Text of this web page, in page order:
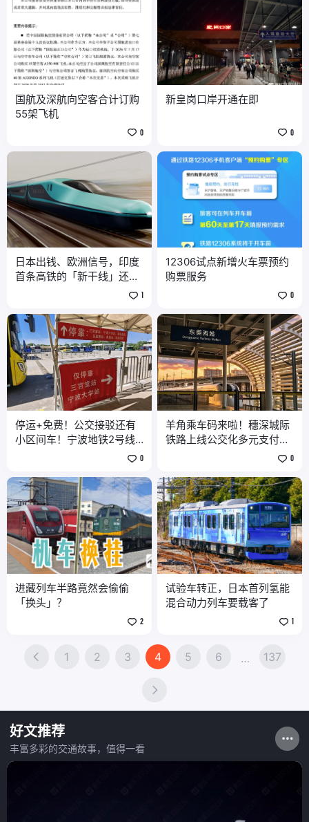
国航及深航向空客合计订购
55架飞机
0
新皇岗口岸开通在即
0
日本出钱、欧洲信号，印度
首条高铁的「新干线」还剩
1
12306试点新增火车票预约
购票服务
0
停运+免费！公交接驳还有
小区间车！宁波地铁2号线
0
羊角乘车码来啦！穗深城际
铁路上线公交化多元支付功
0
进藏列车半路竟然会偷偷
「换头」？
2
试验车转正，日本首列氢能
混合动力列车要载客了
1
1 2 3 4 5 6 … 137
好文推荐
丰富多彩的交通故事，值得一看